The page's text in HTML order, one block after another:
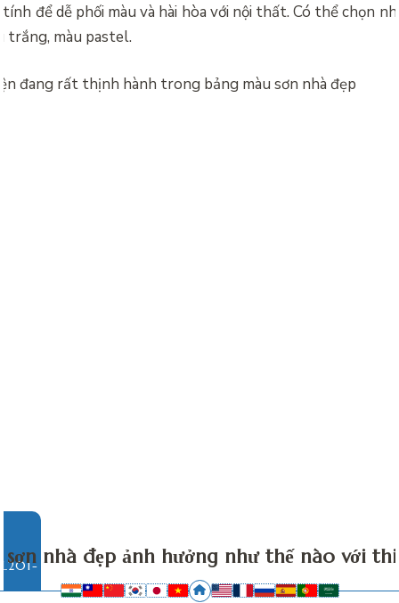
để dễ phối màu và hài hòa với nội thất. Có thể chọn
trắng, màu pastel.
sơn nhà đẹp ảnh hưởng như thế nào với